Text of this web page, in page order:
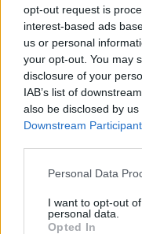
opt-out request is
interest-based ads
us or personal
your opt-out. You may
disclosure of your
IAB’s list of
also be disclosed by
Downstream
Personal Data
I want to opt-out
personal data.
Opted In